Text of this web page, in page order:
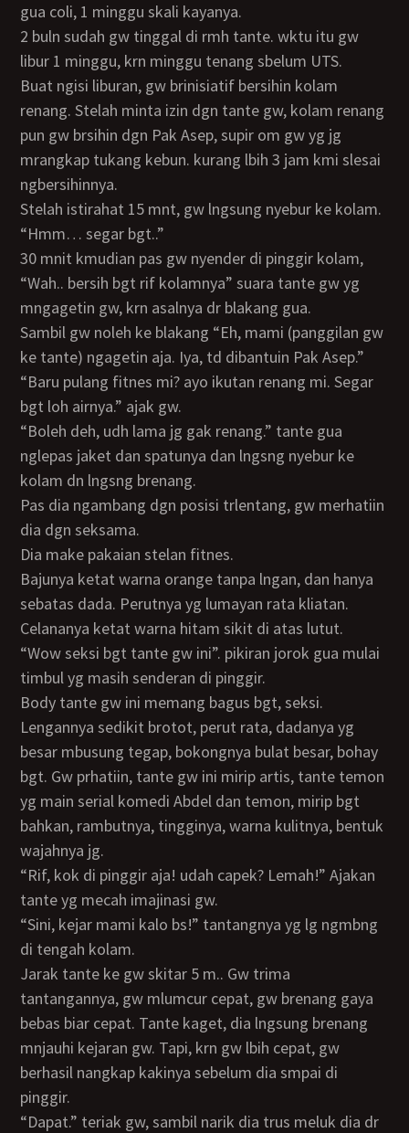
gua coli, 1 minggu skali kayanya.
2 buln sudah gw tinggal di rmh tante. wktu itu gw
libur 1 minggu, krn minggu tenang sbelum UTS.
Buat ngisi liburan, gw brinisiatif bersihin kolam
renang. Stelah minta izin dgn tante gw, kolam renang
pun gw brsihin dgn Pak Asep, supir om gw yg jg
mrangkap tukang kebun. kurang lbih 3 jam kmi slesai
ngbersihinnya.
Stelah istirahat 15 mnt, gw lngsung nyebur ke kolam.
“hmm… segar bgt..”
30 mnit kmudian pas gw nyender di pinggir kolam,
“Wah.. bersih bgt rif kolamnya” suara tante gw yg
mngagetin gw, krn asalnya dr blakang gua.
Sambil gw noleh ke blakang “Eh, mami (panggilan gw
ke tante) ngagetin aja. Iya, td dibantuin Pak Asep.”
“Baru pulang fitnes mi? ayo ikutan renang mi. Segar
bgt loh airnya.” ajak gw.
“Boleh deh, udh lama jg gak renang.” tante gua
nglepas jaket dan spatunya dan lngsng nyebur ke
kolam dn lngsng brenang.
Pas dia ngambang dgn posisi trlentang, gw merhatiin
dia dgn seksama.
Dia make pakaian stelan fitnes.
Bajunya ketat warna orange tanpa lngan, dan hanya
sebatas dada. Perutnya yg lumayan rata kliatan.
Celananya ketat warna hitam sikit di atas lutut.
“Wow seksi bgt tante gw ini”. pikiran jorok gua mulai
timbul yg masih senderan di pinggir.
Body tante gw ini memang bagus bgt, seksi.
Lengannya sedikit brotot, perut rata, dadanya yg
besar mbusung tegap, bokongnya bulat besar, bohay
bgt. Gw prhatiin, tante gw ini mirip artis, tante temon
yg main serial komedi Abdel dan temon, mirip bgt
bahkan, rambutnya, tingginya, warna kulitnya, bentuk
wajahnya jg.
“Rif, kok di pinggir aja! udah capek? Lemah!” Ajakan
tante yg mecah imajinasi gw.
“Sini, kejar mami kalo bs!” tantangnya yg lg ngmbng
di tengah kolam.
Jarak tante ke gw skitar 5 m.. Gw trima
tantangannya, gw mlumcur cepat, gw brenang gaya
bebas biar cepat. Tante kaget, dia lngsung brenang
mnjauhi kejaran gw. Tapi, krn gw lbih cepat, gw
berhasil nangkap kakinya sebelum dia smpai di
pinggir.
“Dapat.” teriak gw, sambil narik dia trus meluk dia dr